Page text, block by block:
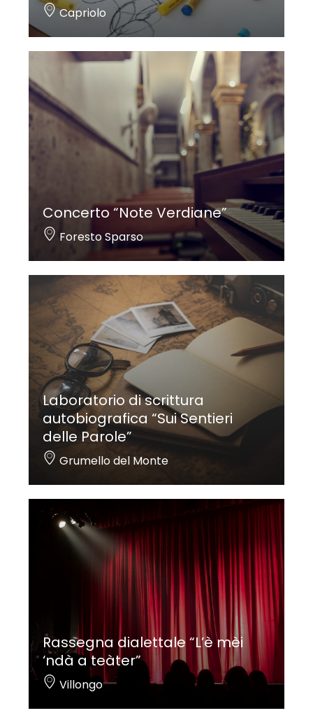
Capriolo
Concerto “Note Verdiane”
Foresto Sparso
Laboratorio di scrittura
autobiografica “Sui Sentieri
delle Parole”
Grumello del Monte
Rassegna dialettale “L’è mèi
‘ndà a teàter”
Villongo